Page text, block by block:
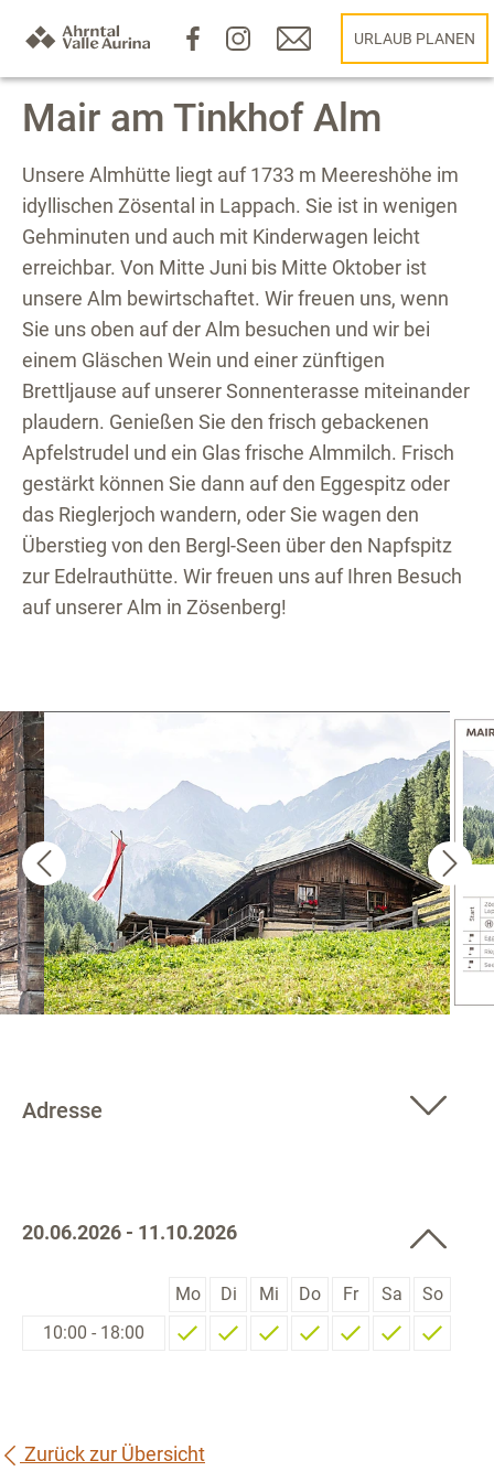
URLAUB PLANEN
Mair am Tinkhof Alm
Unsere Almhütte liegt auf 1733 m Meereshöhe im
idyllischen Zösental in Lappach. Sie ist in wenigen
Gehminuten und auch mit Kinderwagen leicht
erreichbar. Von Mitte Juni bis Mitte Oktober ist
unsere Alm bewirtschaftet. Wir freuen uns, wenn
Sie uns oben auf der Alm besuchen und wir bei
einem Gläschen Wein und einer zünftigen
Brettljause auf unserer Sonnenterasse miteinander
plaudern. Genießen Sie den frisch gebackenen
Apfelstrudel und ein Glas frische Almmilch. Frisch
gestärkt können Sie dann auf den Eggespitz oder
das Rieglerjoch wandern, oder Sie wagen den
Überstieg von den Bergl-Seen über den Napfspitz
zur Edelrauthütte. Wir freuen uns auf Ihren Besuch
auf unserer Alm in Zösenberg!
Adresse
20.06.2026 - 11.10.2026
Mo Di Mi Do Fr Sa
So
10:00 - 18:00
Zurück zur Übersicht